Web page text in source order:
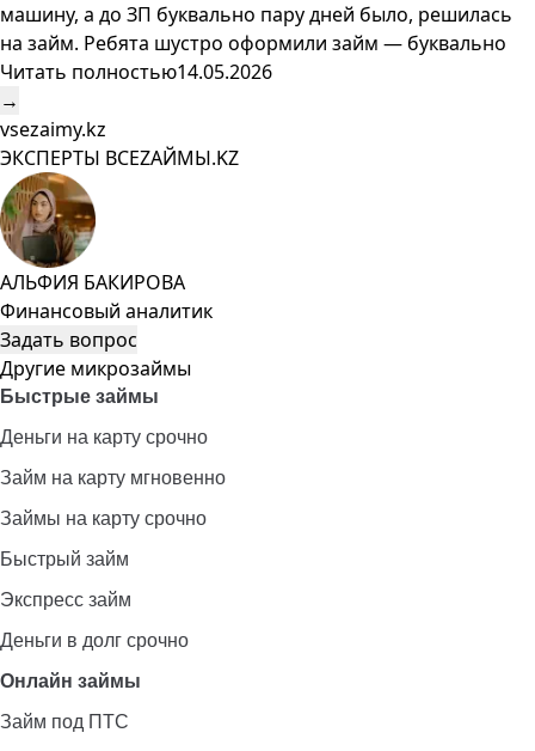
машину, а до ЗП буквально пару дней было, решилась
на займ. Ребята шустро оформили займ — буквально
Читать полностью14.05.2026
→
vsezaimy.kz
ЭКСПЕРТЫ ВСЕZAЙМЫ.KZ
АЛЬФИЯ БАКИРОВА
Финансовый аналитик
Задать вопрос
Другие микрозаймы
Быстрые займы
Деньги на карту срочно
Займ на карту мгновенно
Займы на карту срочно
Быстрый займ
Экспресс займ
Деньги в долг срочно
Онлайн займы
Займ под ПТС